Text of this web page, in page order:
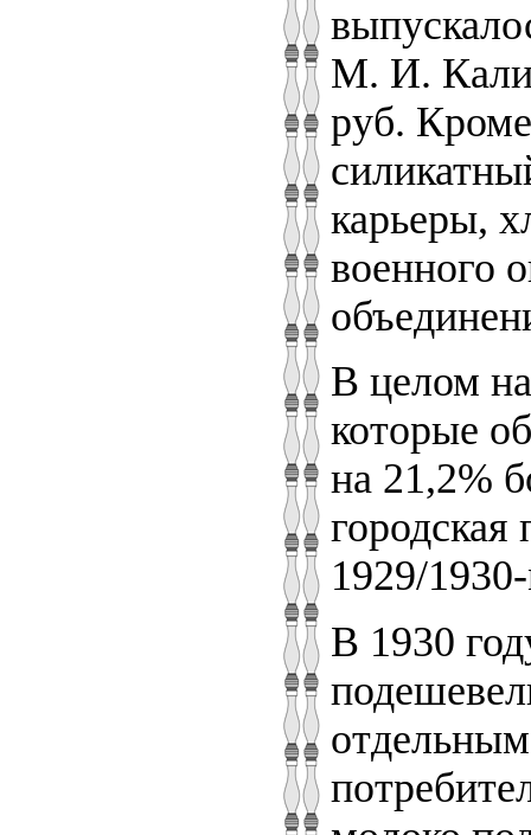
М. И.
руб.
карьеры,
военного
В целом
которые
на 21,2%
городская
1929/
В 1930